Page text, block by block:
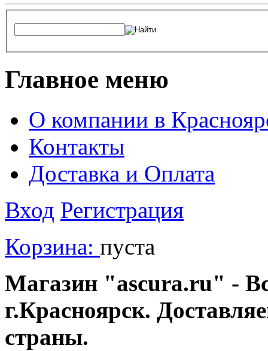
Главное меню
О компании в
Контакты
Доставка и Оплата
Вход Регистрация
Корзина: пуста
Магазин "ascura.ru" -
г.Красноярск.
страны.